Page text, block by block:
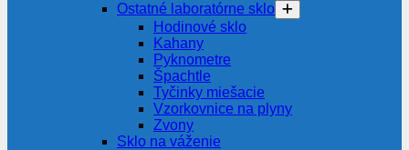
Ostatné laboratórne sklo
Hodinové sklo
Kahany
Pyknometre
Špachtle
Tyčinky miešacie
Vzorkovnice na plyny
Zvony
Sklo na váženie